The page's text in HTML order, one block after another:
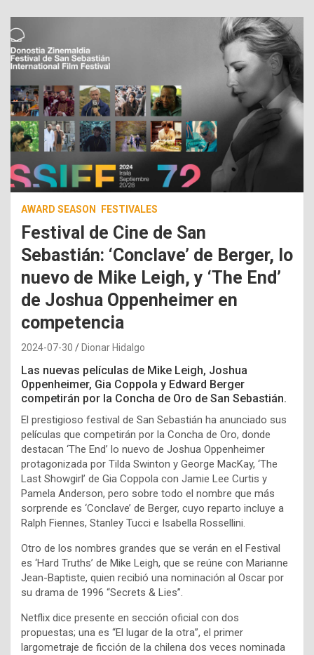
AWARD SEASON FESTIVALES
Festival de Cine de San
Sebastián: ‘Conclave’ de Berger, lo
nuevo de Mike Leigh, y ‘The End’
de Joshua Oppenheimer en
competencia
2024-07-30 Dionar Hidalgo
Las nuevas películas de Mike Leigh, Joshua
Oppenheimer, Gia Coppola y Edward Berger
competirán por la Concha de Oro de San Sebastián.
El prestigioso festival de San Sebastián ha anunciado sus
películas que competirán por la Concha de Oro, donde
destacan ‘The End’ lo nuevo de Joshua Oppenheimer
protagonizada por Tilda Swinton y George MacKay, ‘The
Last Showgirl’ de Gia Coppola con Jamie Lee Curtis y
Pamela Anderson, pero sobre todo el nombre que más
sorprende es ‘Conclave’ de Berger, cuyo reparto incluye a
Ralph Fiennes, Stanley Tucci e Isabella Rossellini.
Otro de los nombres grandes que se verán en el Festival
es ‘Hard Truths’ de Mike Leigh, que se reúne con Marianne
Jean-Baptiste, quien recibió una nominación al Oscar por
su drama de 1996 “Secrets & Lies”.
Netflix dice presente en sección oficial con dos
propuestas; una es “El lugar de la otra”, el primer
largometraje de ficción de la chilena dos veces nominada